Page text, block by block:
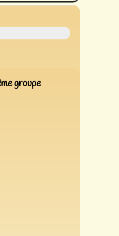
groupe